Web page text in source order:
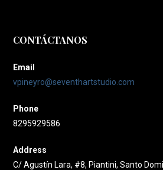
CONTÁCTANOS
Email
vpineyro@seventhartstudio.com
Phone
8295929586
Address
C/ Agustín Lara, #8, Piantini, Santo